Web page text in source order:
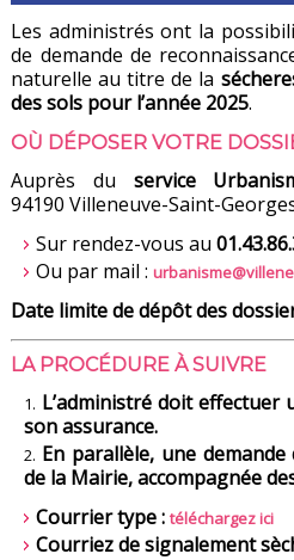
Les administrés ont la
de demande de
naturelle au titre de la
des sols pour l’année 2025.
OÙ DÉPOSER VOTRE
Auprès du service
94190Villeneuve-Saint-
Sur rendez-vous au
Ou par mail :
Date limite de dépôt des
LA PROCÉDURE À SUIVRE
L’administré doit effectuer
son assurance.
En parallèle, une
de la Mairie, accompagnée
Courrier type :téléchargez ici
Courriez de signalement